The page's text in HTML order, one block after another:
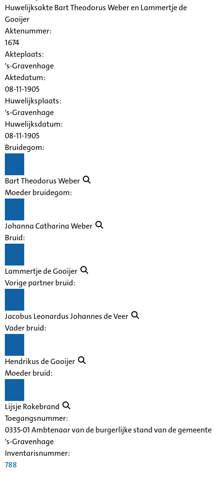
Huwelijksakte Bart Theodorus Weber en Lammertje de
Gooijer
Aktenummer:
1674
Akteplaats:
's-Gravenhage
Aktedatum:
08-11-1905
Huwelijksplaats:
's-Gravenhage
Huwelijksdatum:
08-11-1905
Bruidegom:
Bart Theodorus Weber
Moeder bruidegom:
Johanna Catharina Weber
Bruid:
Lammertje de Gooijer
Vorige partner bruid:
Jacobus Leonardus Johannes de Veer
Vader bruid:
Hendrikus de Gooijer
Moeder bruid:
Lijsje Rokebrand
Toegangsnummer:
0335-01 Ambtenaar van de burgerlijke stand van de gemeente
's-Gravenhage
Inventarisnummer:
788